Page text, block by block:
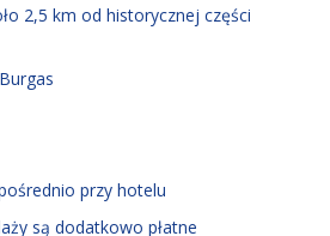
2,5 km od historycznej części
przy hotelu
są dodatkowo płatne